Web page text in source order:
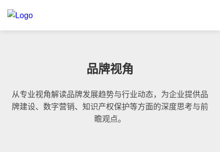
品牌视角
从专业视角解读品牌发展趋势与行业动态，为企业提供品
牌建设、数字营销、知识产权保护等方面的深度思考与前
瞻观点。